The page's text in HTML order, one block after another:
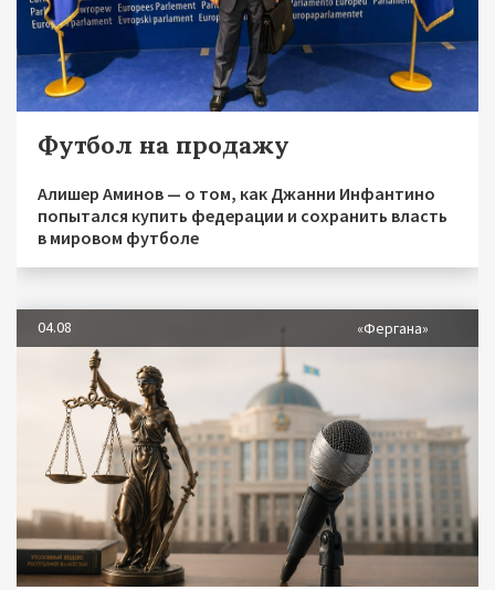
Футбол на продажу
Алишер Аминов — о том, как Джанни Инфантино
попытался купить федерации и сохранить власть
в мировом футболе
04.08 «Фергана»